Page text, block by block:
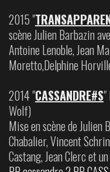
2015 "
scène Julien Barbazin
Antoine Lenoble, Jean
Moretto,Delphine
2014 "CASSANDRE#S
Wolf)
Mise en scène de Julien
Chabalier, Vincent
Castang, Jean Clerc et